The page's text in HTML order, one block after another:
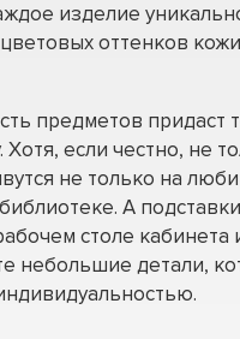
изделие
оттенков кожи
предметов придаст
если честно, не
не только на
А
столе
небольшие детали,